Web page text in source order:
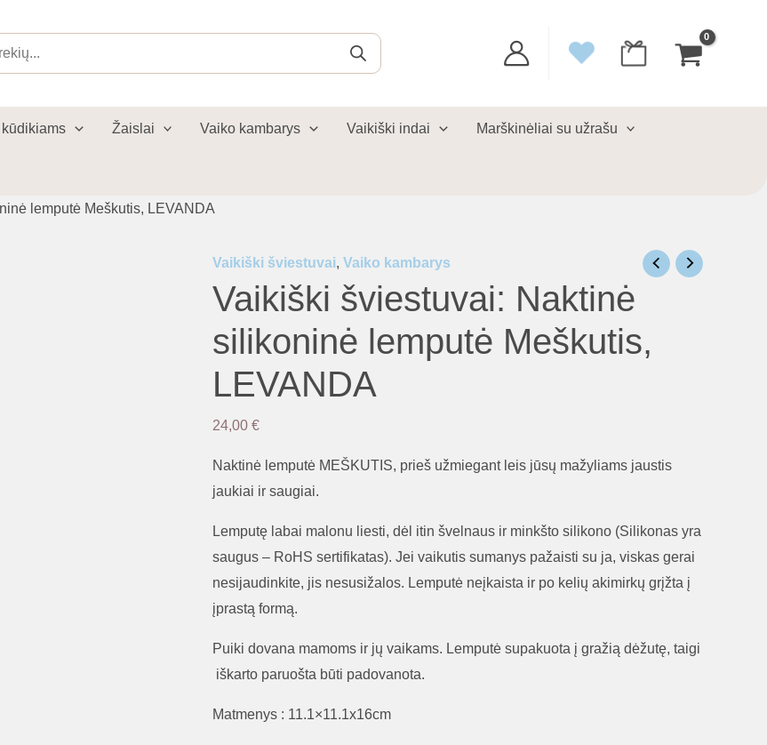
Žaislai Vaiko kambarys Vaikiški indai Marškinėliai su užrašu
lemputė Meškutis, LEVANDA
Vaikiški šviestuvai, Vaiko kambarys
Vaikiški šviestuvai: Naktinė
silikoninė lemputė Meškutis,
LEVANDA
24,00 €
Naktinė lemputė MEŠKUTIS, prieš užmiegant leis jūsų mažyliams jaustis
jaukiai ir saugiai.
Lemputę labai malonu liesti, dėl itin švelnaus ir minkšto silikono (Silikonas yra
saugus – RoHS sertifikatas). Jei vaikutis sumanys pažaisti su ja, viskas gerai
nesijaudinkite, jis nesusižalos. Lemputė neįkaista ir po kelių akimirkų grįžta į
įprastą formą.
Puiki dovana mamoms ir jų vaikams. Lemputė supakuota į gražią dėžutę, taigi
iškarto paruošta būti padovanota.
Matmenys : 11.1×11.1x16cm